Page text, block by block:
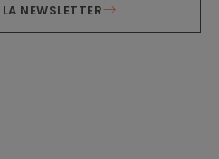
NEWSLETTER